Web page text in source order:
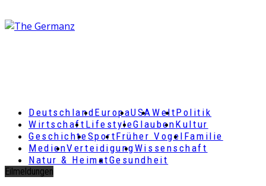
DeutschlandEuropaUSAWeltPolitik
Wirtschaft LifestyleGlaubenKultur
GeschichteSportFrüher Vogel Familie
MedienVerteidigungWissenschaft
Natur & HeimatGesundheit
Eilmeldungen